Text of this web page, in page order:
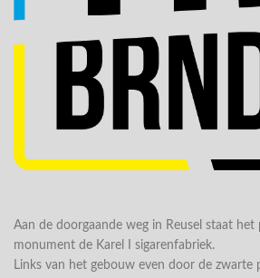
Aan de doorgaande weg in Reusel staat
monument de Karel I sigarenfabriek.
Links van het gebouw even door de zwarte